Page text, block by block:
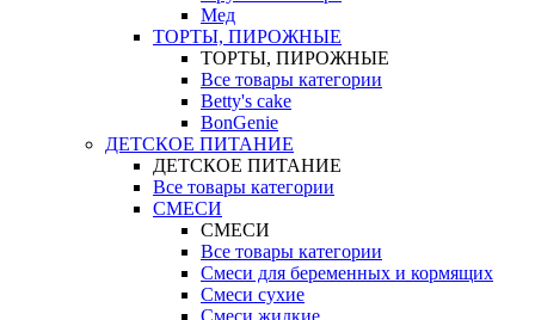
Мед
ТОРТЫ, ПИРОЖНЫЕ
ТОРТЫ, ПИРОЖНЫЕ
Все товары категории
Betty's cake
BonGenie
ДЕТСКОЕ ПИТАНИЕ
ДЕТСКОЕ ПИТАНИЕ
Все товары категории
СМЕСИ
СМЕСИ
Все товары категории
Смеси для беременных и кормящих
Смеси сухие
Смеси жидкие